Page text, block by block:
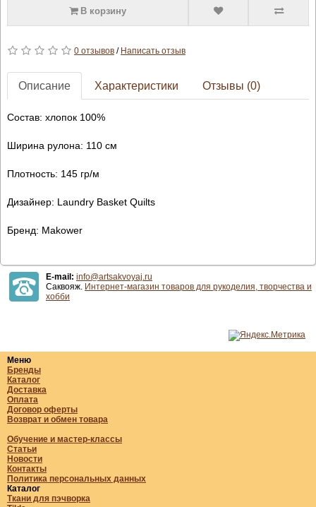
В корзину
0 отзывов/ Написать отзыв
Описание Характеристики Отзывы (0)
Состав: хлопок 100%
Ширина рулона: 110 см
Плотность: 145 гр/м
Дизайнер: Laundry Basket Quilts
Бренд: Makower
E-mail: info@artsakvoyaj.ru
Саквояж. Интернет-магазин товаров для рукоделия, творчества и
хобби
Меню
Бренды
Каталог
Доставка
Оплата
Договор оферты
Возврат и обмен товара
Обучение и мастер-классы
Статьи
Новости
Контакты
Политика персональных данных
Каталог
Ткани для пэчворка